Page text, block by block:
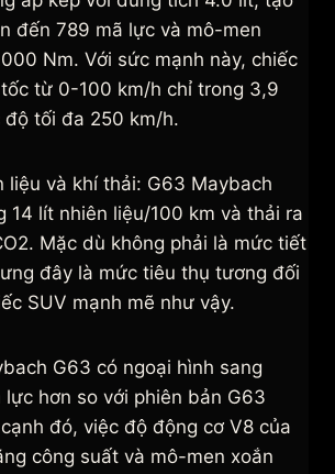
đến 789 mã lực và mô-men
Nm. Với sức mạnh này, chiếc
từ 0-100 km/h chỉ trong 3,9
tối đa 250 km/h.
liệu và khí thải: G63 Maybach
14 lít nhiên liệu/100 km và thải ra
Mặc dù không phải là mức tiết
đây là mức tiêu thụ tương đối
SUV mạnh mẽ như vậy.
G63 có ngoại hình sang
hơn so với phiên bản G63
đó, việc độ động cơ V8 của
công suất và mô-men xoắn